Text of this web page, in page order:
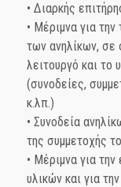
• Διαρκής
• Μέριμνα για
των ανηλίκων, σε
λειτουργό και το
(συνοδείες,
κ.λπ.)
• Συνοδεία
της συμμετοχής
• Μέριμνα για
υλικών και για